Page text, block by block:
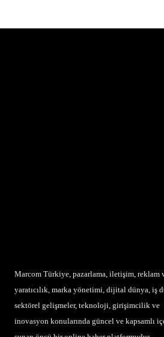
Marcom Türkiye, pazarlama, iletişim, reklam
yaratıcılık, marka yönetimi, dijital dünya, iş
sektörel gelişmeler, teknoloji, girişimcilik ve
inovasyon konularında güncel ve kapsamlı